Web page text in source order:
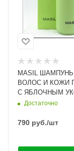
MASIL
ВОЛОС И КОЖИ
С ЯБЛОЧНЫМ
PROBIOTICS
мл
Достаточно
790 руб./шт